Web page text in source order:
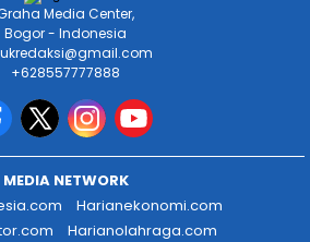
Media Center,
Bogor - Indonesia
+628557777888
MEDIA NETWORK
Harianekonomi.com
Harianolahraga.com